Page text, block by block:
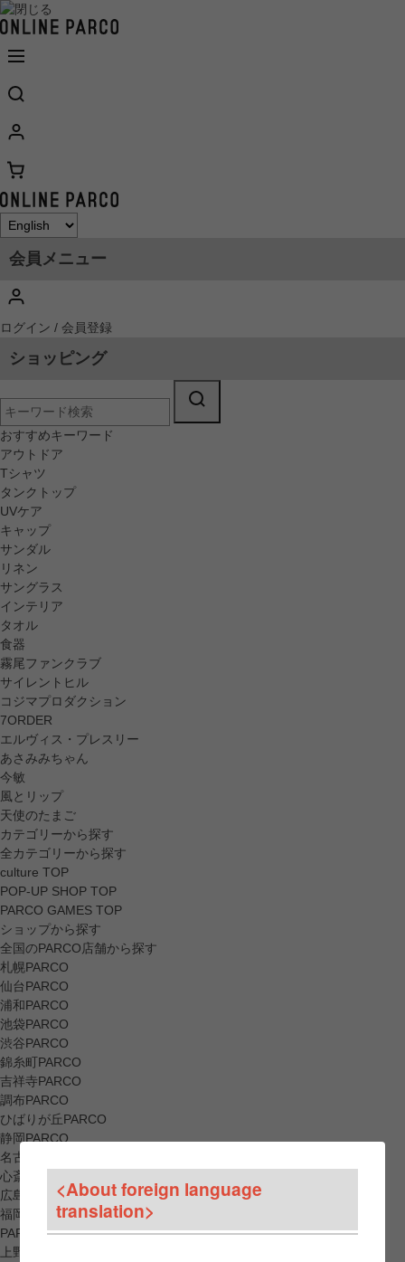
会員メニュー
ログイン / 会員登録
ショッピング
おすすめキーワード
アウトドア
Tシャツ
タンクトップ
UVケア
キャップ
サンダル
リネン
サングラス
インテリア
タオル
食器
霧尾ファンクラブ
サイレントヒル
コジマプロダクション
7ORDER
エルヴィス・プレスリー
あさみみちゃん
今敏
風とリップ
天使のたまご
カテゴリーから探す
全カテゴリーから探す
culture TOP
POP-UP SHOP TOP
PARCO GAMES TOP
ショップから探す
全国のPARCO店舗から探す
札幌PARCO
仙台PARCO
浦和PARCO
池袋PARCO
渋谷PARCO
錦糸町PARCO
吉祥寺PARCO
調布PARCO
ひばりが丘PARCO
静岡PARCO
名古屋PARCO
心斎橋PARCO
広島PARCO
福岡PARCO
PARCO_ya
上野
<About foreign language
translation>